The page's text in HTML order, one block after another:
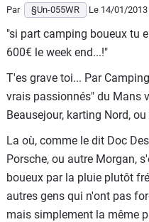
Par §Un-055WR Le 14/01/2013
"si part camping boueux tu
600€ le week end...!"
T'es grave toi... Par
vrais passionnés" du Mans
Beausejour, karting Nord, ou
La où, comme le dit Doc
Porsche, ou autre Morgan,
boueux par la pluie plutôt
autres gens qui n'ont pas
mais simplement la même